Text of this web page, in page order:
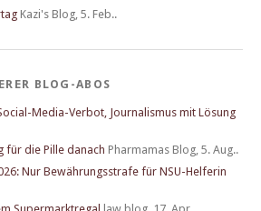
Kazi's Blog 5. Feb..
BLOG-ABOS
Media-Verbot, Journalismus mit Lösung
für die Pille danach Pharmamas Blog 5. Aug..
Nur Bewährungsstrafe für NSU-Helferin